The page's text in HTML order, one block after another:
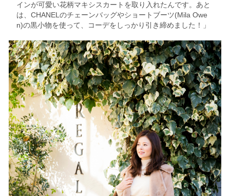
インが可愛い花柄マキシスカートを取り入れたんです。あと
は、CHANELのチェーンバッグやショートブーツ(Mila Owe
n)の黒小物を使って、コーデをしっかり引き締めました！」